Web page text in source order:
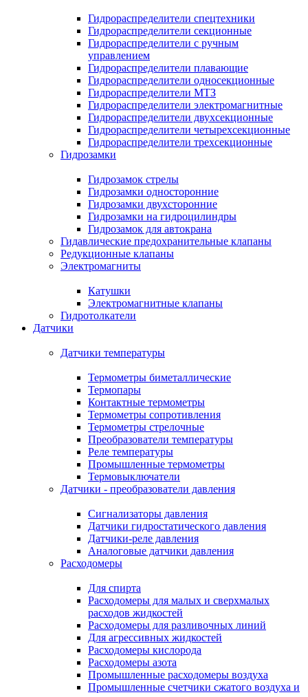
Гидрораспределители спецтехники
Гидрораспределители секционные
Гидрораспределители с ручным
управлением
Гидрораспределители плавающие
Гидрораспределители односекционные
Гидрораспределители МТЗ
Гидрораспределители электромагнитные
Гидрораспределители двухсекционные
Гидрораспределители четырехсекционные
Гидрораспределители трехсекционные
Гидрозамки
Гидрозамок стрелы
Гидрозамки односторонние
Гидрозамки двухсторонние
Гидрозамки на гидроцилиндры
Гидрозамок для автокрана
Гидавлические предохранительные клапаны
Редукционные клапаны
Электромагниты
Катушки
Электромагнитные клапаны
Гидротолкатели
Датчики
Датчики температуры
Термометры биметаллические
Термопары
Контактные термометры
Термометры сопротивления
Термометры стрелочные
Преобразователи температуры
Реле температуры
Промышленные термометры
Термовыключатели
Датчики - преобразователи давления
Сигнализаторы давления
Датчики гидростатического давления
Датчики-реле давления
Аналоговые датчики давления
Расходомеры
Для спирта
Расходомеры для малых и сверхмалых
расходов жидкостей
Расходомеры для разливочных линий
Для агрессивных жидкостей
Расходомеры кислорода
Расходомеры азота
Промышленные расходомеры воздуха
Промышленные счетчики сжатого воздуха и